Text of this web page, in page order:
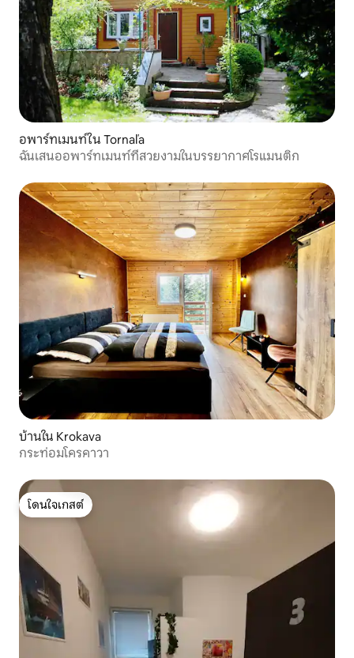
อพาร์ทเมนท์ใน Tornaľa
ฉันเสนออพาร์ทเมนท์ที่สวยงามในบรรยากาศโรแมนติก
บ้านใน Krokava
กระท่อมโครคาวา
โดนใจเกสต์
โดนใจเกสต์